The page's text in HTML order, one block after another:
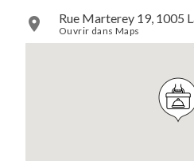
Rue Marterey 19, 1005
Ouvrir dans Maps